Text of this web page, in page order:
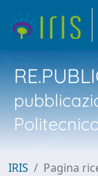
IRIS Pagina